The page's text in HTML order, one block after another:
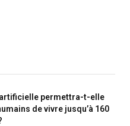
artificielle permettra-t-elle
de vivre jusqu’à 160